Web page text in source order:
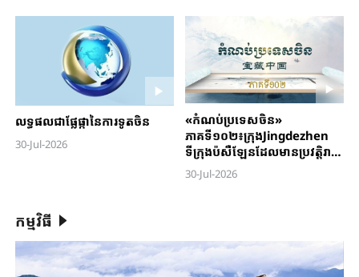
លទ្ធផលជាផ្លែផ្កានៃការទូតចិន
30-Jul-2026
«កំណប់ប្រទេសចិន»
ភាគទី១០២៖ក្រុងJingdezhen
ទីក្រុងប៉សឺឡែនដែលមានប្រវត្តិរាប់
ពាន់ឆ្នាំ
30-Jul-2026
កម្មវិធី